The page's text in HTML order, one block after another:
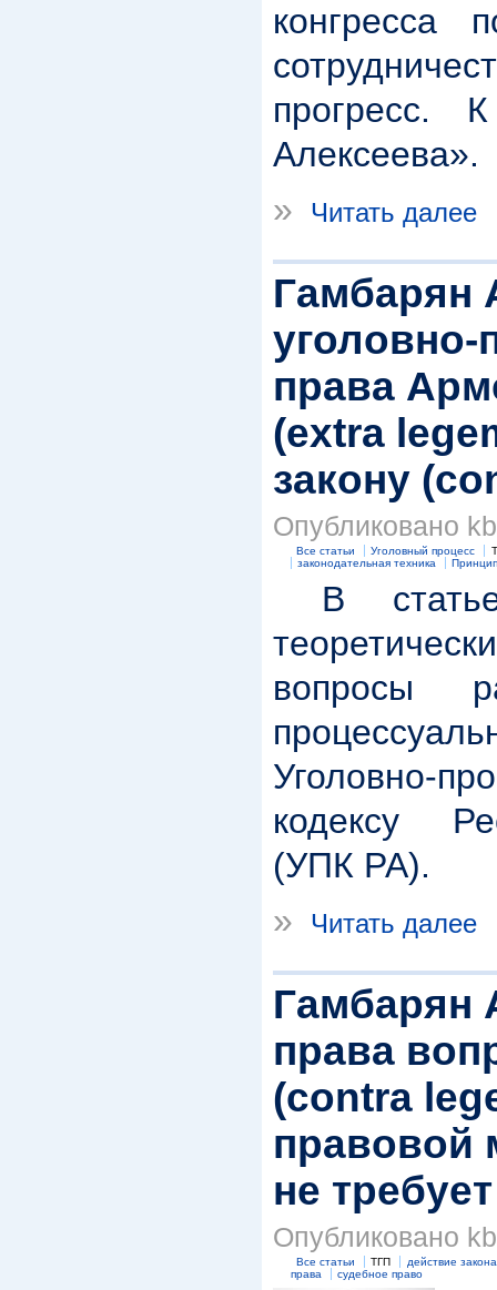
конгресса
прогресс.
Алексеева».
»
Читать далее
Гамбарян
уголовно-
права
(extra
закону
Опубликовано
Все статьи Уголовный процесс
законодательная техника
В статье
вопросы
Уголовно-
кодексу
(УПК РА).
»
Читать далее
Гамбарян
права
(contra
правовой
не
Опубликовано
Все статьи ТГП
действие закона
права
судебное право